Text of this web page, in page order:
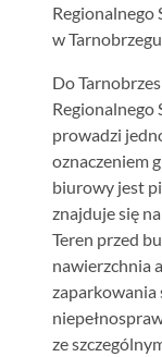
Regionalnego
w
Do
Regionalnego
prowadzi
oznaczeniem
biurowy jest
znajduje się
Teren przed
nawierzchnia
zaparkowania
ze